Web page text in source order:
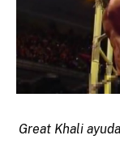
Great Khali